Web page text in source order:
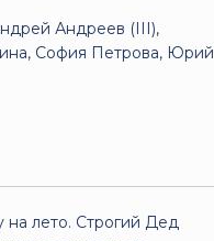
Андреев (III),
София Петрова, Юрий
лето. Строгий Дед